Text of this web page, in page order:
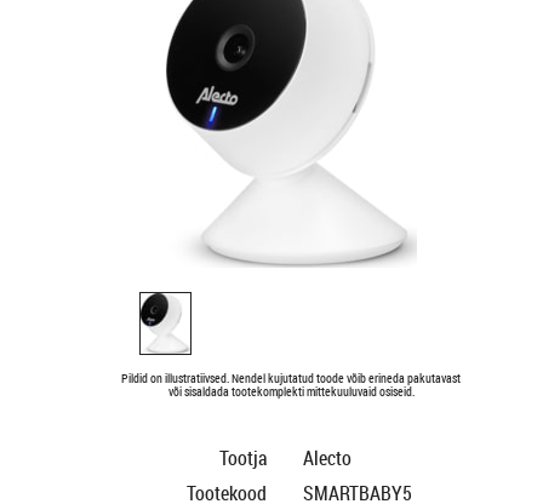
Pildid on illustratiivsed. Nendel kujutatud toode võib erineda pakutavast
või sisaldada tootekomplekti mittekuuluvaid osiseid.
Tootja
Alecto
Tootekood
SMARTBABY5